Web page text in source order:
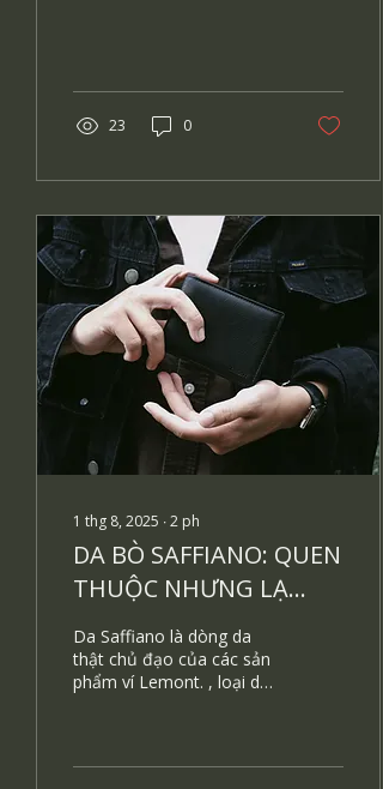
23 0
1 thg 8, 2025 ∙2 ph
DA BÒ SAFFIANO: QUEN
THUỘC NHƯNG LẠ
LẪM!
Da Saffiano là dòng da
thật chủ đạo của các sản
phẩm ví Lemont. , loại da